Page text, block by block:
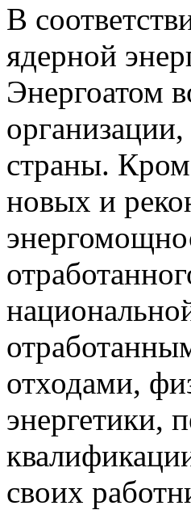
В
ядерной
Энергоатом
страны.
новых и
отходами,
энергетики,
своих